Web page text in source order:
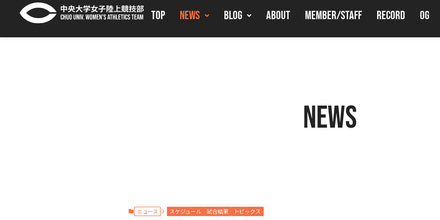
TOP NEWS BLOG ABOUT MEMBER/STAFF RECORD OG
NEWS
ニュース スケジュール 試合結果 トピックス